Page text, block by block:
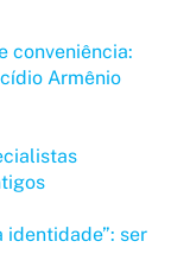
conveniência:
Armênio
identidade”: ser